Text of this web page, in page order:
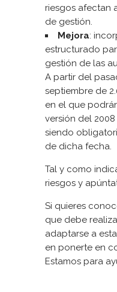
riesgos afectan
de gestión.
Mejora:
estructurado
gestión de las
A partir del
septiembre de
en el que
versión del
siendo
de dicha fecha.
Tal y como
riesgos y
Si quieres
que debe
adaptarse a
en ponerte en
Estamos para